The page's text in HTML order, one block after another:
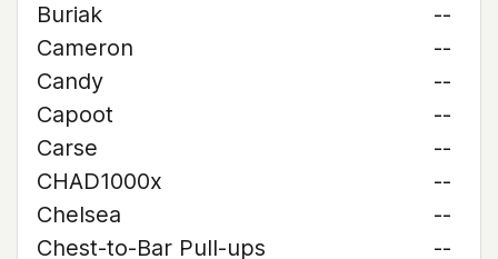
Buriak
--
Cameron
--
Candy
--
Capoot
--
Carse
--
CHAD1000x
--
Chelsea
--
Chest-to-Bar Pull-ups
--